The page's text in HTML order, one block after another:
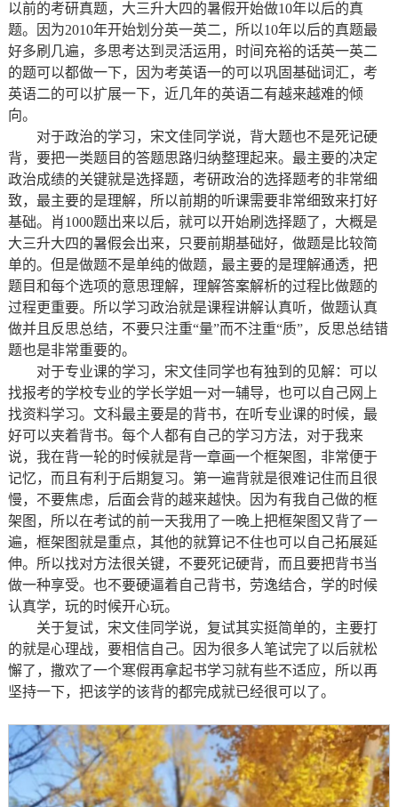
以前的考研真题，大三升大四的暑假开始做10年以后的真
题。因为2010年开始划分英一英二，所以10年以后的真题最
好多刷几遍，多思考达到灵活运用，时间充裕的话英一英二
的题可以都做一下，因为考英语一的可以巩固基础词汇，考
英语二的可以扩展一下，近几年的英语二有越来越难的倾
向。
对于政治的学习，宋文佳同学说，背大题也不是死记硬
背，要把一类题目的答题思路归纳整理起来。最主要的决定
政治成绩的关键就是选择题，考研政治的选择题考的非常细
致，最主要的是理解，所以前期的听课需要非常细致来打好
基础。肖1000题出来以后，就可以开始刷选择题了，大概是
大三升大四的暑假会出来，只要前期基础好，做题是比较简
单的。但是做题不是单纯的做题，最主要的是理解通透，把
题目和每个选项的意思理解，理解答案解析的过程比做题的
过程更重要。所以学习政治就是课程讲解认真听，做题认真
做并且反思总结，不要只注重“量”而不注重“质”，反思总结错
题也是非常重要的。
对于专业课的学习，宋文佳同学也有独到的见解：可以
找报考的学校专业的学长学姐一对一辅导，也可以自己网上
找资料学习。文科最主要是的背书，在听专业课的时候，最
好可以夹着背书。每个人都有自己的学习方法，对于我来
说，我在背一轮的时候就是背一章画一个框架图，非常便于
记忆，而且有利于后期复习。第一遍背就是很难记住而且很
慢，不要焦虑，后面会背的越来越快。因为有我自己做的框
架图，所以在考试的前一天我用了一晚上把框架图又背了一
遍，框架图就是重点，其他的就算记不住也可以自己拓展延
伸。所以找对方法很关键，不要死记硬背，而且要把背书当
做一种享受。也不要硬逼着自己背书，劳逸结合，学的时候
认真学，玩的时候开心玩。
关于复试，宋文佳同学说，复试其实挺简单的，主要打
的就是心理战，要相信自己。因为很多人笔试完了以后就松
懈了，撒欢了一个寒假再拿起书学习就有些不适应，所以再
坚持一下，把该学的该背的都完成就已经很可以了。